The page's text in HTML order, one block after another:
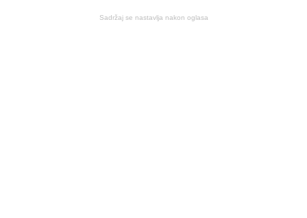
Sadržaj se nastavlja nakon oglasa